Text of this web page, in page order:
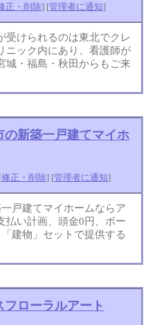
正・削除] [管理者に通知]
受けられるのは東北でクレ
ニック内にあり、看護師が
城・福島・秋田からもご来
の新築一戸建てマイホ
修正・削除] [管理者に通知]
戸建てマイホームならア
払い計画、頭金0円、ボー
建物」セットで提供する
ローラルアート